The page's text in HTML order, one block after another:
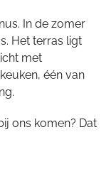
In de zomer
Het terras ligt
met
één van
ons komen? Dat